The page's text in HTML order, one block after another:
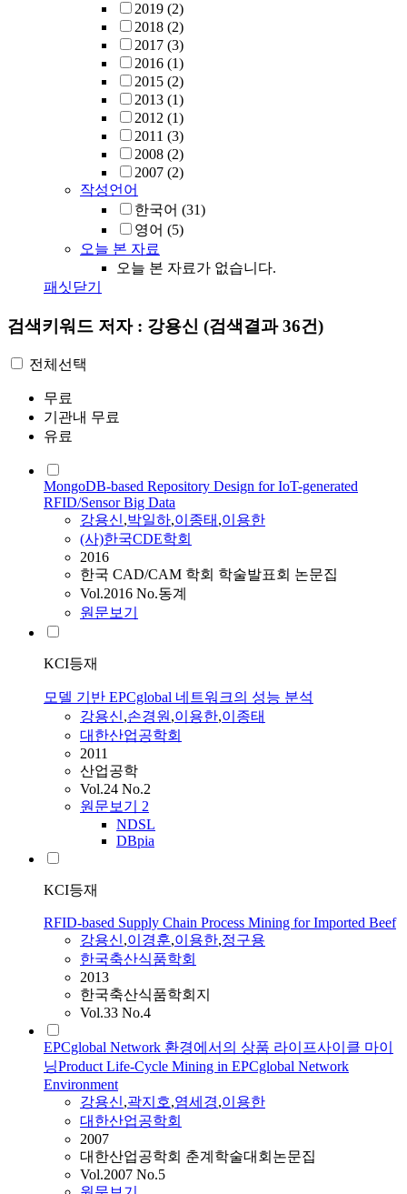
2019 (2)
2018 (2)
2017 (3)
2016 (1)
2015 (2)
2013 (1)
2012 (1)
2011 (3)
2008 (2)
2007 (2)
작성언어
한국어 (31)
영어 (5)
오늘 본 자료
오늘 본 자료가 없습니다.
패싯닫기
검색키워드 저자 : 강용신 (검색결과 36건)
전체선택
무료
기관내 무료
유료
MongoDB-based Repository Design for IoT-generated
RFID/Sensor Big Data
강용신,박일하,이종태 ,이용한
(사)한국CDE학회
2016
한국 CAD/CAM 학회 학술발표회 논문집
Vol.2016 No.동계
원문보기
KCI등재
모델 기반 EPCglobal 네트워크의 성능 분석
강용신,손경원,이용한,이종태
대한산업공학회
2011
산업공학
Vol.24 No.2
원문보기 2
NDSL
DBpia
KCI등재
RFID-based Supply Chain Process Mining for Imported Beef
강용신,이경훈,이용한,정구용
한국축산식품학회
2013
한국축산식품학회지
Vol.33 No.4
EPCglobal Network 환경에서의 상품 라이프사이클 마이
닝Product Life-Cycle Mining in EPCglobal Network
Environment
강용신,곽지호,염세경,이용한
대한산업공학회
2007
대한산업공학회 춘계학술대회논문집
Vol.2007 No.5